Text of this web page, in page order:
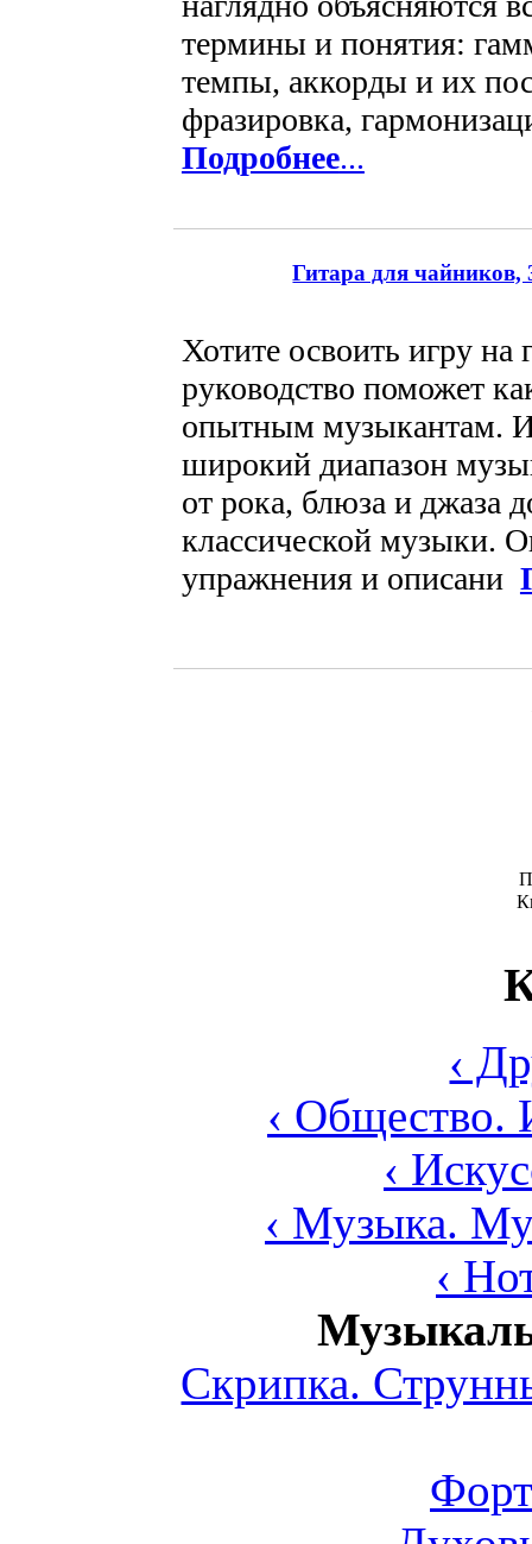
термины и понятия:
темпы, аккорды и их
фразировка,
Подробнее...
Гитара для чайников,
Хотите освоить игру на
руководство поможет
опытным музыкантам.
широкий диапазон
от рока, блюза и джаза
классической музыки.
упражнения и описани
‹
‹ Общество.
‹
‹ Музыка.
‹
Скрипка.